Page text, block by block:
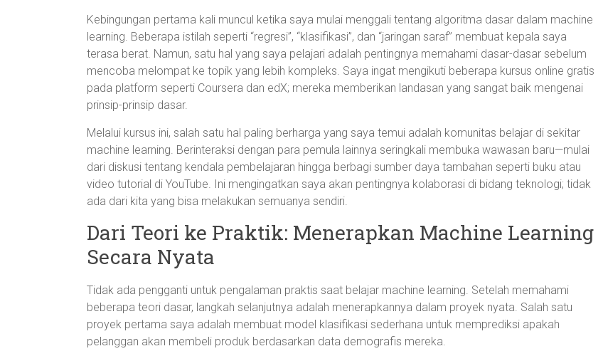
Kebingungan pertama kali muncul ketika saya mulai menggali tentang algoritma dasar dalam machine
learning. Beberapa istilah seperti “regresi”, “klasifikasi”, dan “jaringan saraf” membuat kepala saya
terasa berat. Namun, satu hal yang saya pelajari adalah pentingnya memahami dasar-dasar sebelum
mencoba melompat ke topik yang lebih kompleks. Saya ingat mengikuti beberapa kursus online gratis
pada platform seperti Coursera dan edX; mereka memberikan landasan yang sangat baik mengenai
prinsip-prinsip dasar.
Melalui kursus ini, salah satu hal paling berharga yang saya temui adalah komunitas belajar di sekitar
machine learning. Berinteraksi dengan para pemula lainnya seringkali membuka wawasan baru—mulai
dari diskusi tentang kendala pembelajaran hingga berbagi sumber daya tambahan seperti buku atau
video tutorial di YouTube. Ini mengingatkan saya akan pentingnya kolaborasi di bidang teknologi; tidak
ada dari kita yang bisa melakukan semuanya sendiri.
Dari Teori ke Praktik: Menerapkan Machine Learning
Secara Nyata
Tidak ada pengganti untuk pengalaman praktis saat belajar machine learning. Setelah memahami
beberapa teori dasar, langkah selanjutnya adalah menerapkannya dalam proyek nyata. Salah satu
proyek pertama saya adalah membuat model klasifikasi sederhana untuk memprediksi apakah
pelanggan akan membeli produk berdasarkan data demografis mereka.